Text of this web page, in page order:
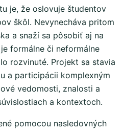
je, že oslovuje študentov
škôl. Nevynecháva pritom
a snaží sa pôsobiť aj na
formálne či neformálne
rozvinuté. Projekt sa stavia
a participácii komplexným
vedomosti, znalosti a
a kontextoch.
pomocou nasledovných